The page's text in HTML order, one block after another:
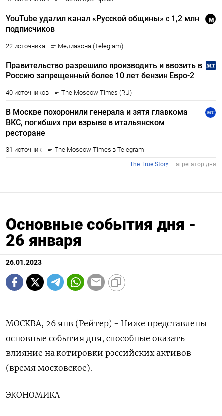
Основные события дня -
26 января
26.01.2023
МОСКВА, 26 янв (Рейтер) - Ниже представлены
основные события дня, способные оказать
влияние на котировки российских активов
(время московское).
ЭКОНОМИКА